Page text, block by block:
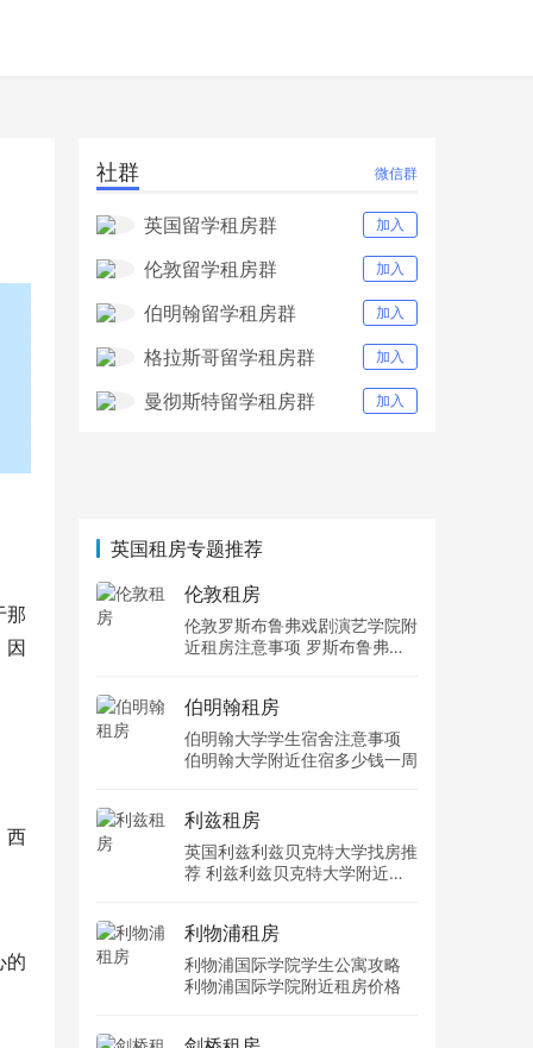
那
因
西
的
社群 微信群
英国留学租房群 加入
伦敦留学租房群 加入
伯明翰留学租房群 加入
格拉斯哥留学租房群 加入
曼彻斯特留学租房群 加入
英国租房专题推荐
伦敦租房
伦敦罗斯布鲁弗戏剧演艺学院附
近租房注意事项 罗斯布鲁弗戏
伯明翰租房
伯明翰大学学生宿舍注意事项
伯明翰大学附近住宿多少钱一周
利兹租房
英国利兹利兹贝克特大学找房推
荐 利兹利兹贝克特大学附近住
利物浦租房
利物浦国际学院学生公寓攻略
利物浦国际学院附近租房价格